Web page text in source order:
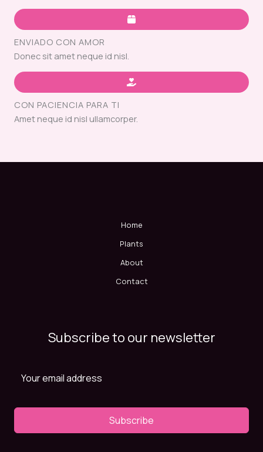
ENVIADO CON AMOR
Donec sit amet neque id nisl.
CON PACIENCIA PARA TI
Amet neque id nisl ullamcorper.
Home
Plants
About
Contact
Subscribe to our newsletter
Subscribe